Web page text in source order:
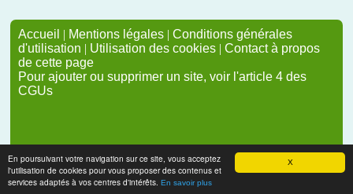
X
En poursuivant votre navigation sur ce site, vous acceptez
l'utilisation de cookies pour vous proposer des contenus et
services adaptés à vos centres d'intérêts. En savoir plus
Accueil | Mentions légales | Conditions générales
d'utilisation | Utilisation des cookies | Contact à propos
de cette page
Pour ajouter ou supprimer un site, voir l'article 4 des
CGUs